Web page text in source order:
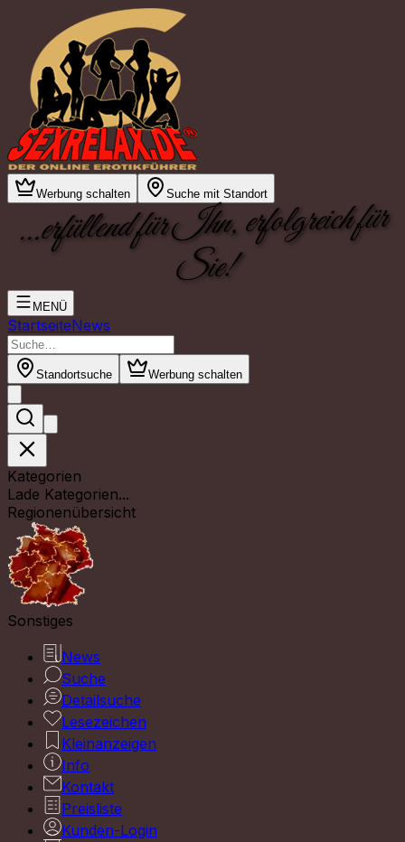
Werbung schalten Suche mit Standort
...erfüllend für Ihn, erfolgreich für
Sie!
MENÜ
StartseiteNews
Standortsuche Werbung schalten
Kategorien
Lade Kategorien...
Regionenübersicht
Sonstiges
News
Suche
Detailsuche
Lesezeichen
Kleinanzeigen
Info
Kontakt
Preisliste
Kunden-Login